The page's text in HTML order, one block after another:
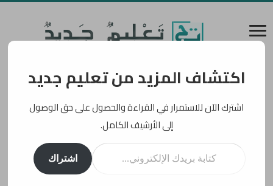
اكتشاف المزيد من تعليم جديد
اشترك الآن للاستمرار في القراءة والحصول على حق الوصول
إلى الأرشيف الكامل.
كتابة بريدك الإلكتروني...
اشتراك